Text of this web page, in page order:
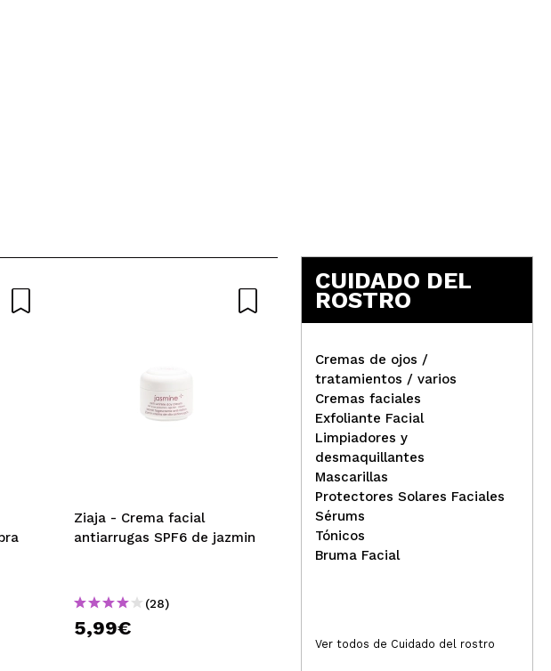
Ziaja - Crema facial
antiarrugas SPF6 de jazmin
(28)
5,99€
Ziaja - Crema de día
normalizadora-hidratante
Manuka Tree SPF10 - Piel
mixta y grasa
CUIDADO DEL
ROSTRO
Cremas de ojos /
tratamientos / varios
Cremas faciales
Exfoliante Facial
Limpiadores y
desmaquillantes
Mascarillas
Protectores Solares Faciales
Sérums
Tónicos
Bruma Facial
Ver todos de Cuidado del rostro